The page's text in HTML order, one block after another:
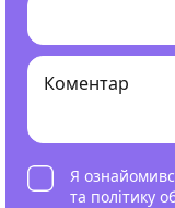
Я
та політику